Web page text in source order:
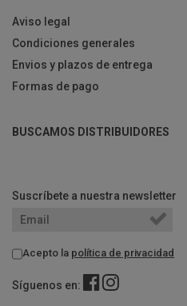
Aviso legal
Condiciones generales
Envios y plazos de entrega
Formas de pago
BUSCAMOS DISTRIBUIDORES
Suscríbete a nuestra newsletter
Acepto la política de privacidad
Síguenos en: